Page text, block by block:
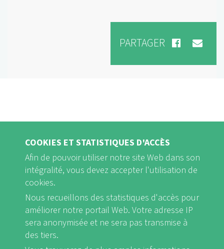
PARTAGER
FB Youtube Instagram
COOKIES ET STATISTIQUES D'ACCÈS
Afin de pouvoir utiliser notre site Web dans son
intégralité, vous devez accepter l'utilisation de
cookies.
Nous recueillons des statistiques d'accès pour
améliorer notre portail Web. Votre adresse IP
sera anonymisée et ne sera pas transmise à
des tiers.